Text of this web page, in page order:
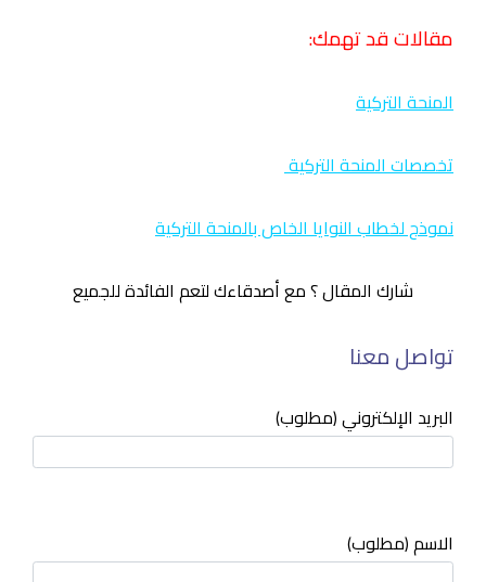
مقالات قد تهمك:
المنحة التركية
تخصصات المنحة التركية
نموذج لخطاب النوايا الخاص بالمنحة التركية
شارك المقال ؟ مع أصدقاءك لتعم الفائدة للجميع
تواصل معنا
البريد الإلكتروني (مطلوب)
الاسم (مطلوب)